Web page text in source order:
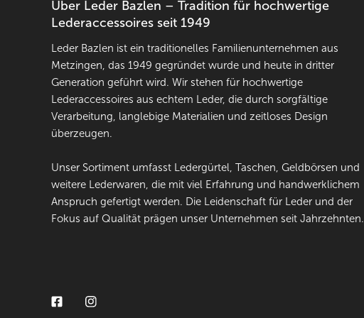
Über Leder Bazlen – Tradition für hochwertige
Lederaccessoires seit 1949
Leder Bazlen ist ein traditionelles Familienunternehmen aus
Metzingen, das 1949 gegründet wurde und heute in dritter
Generation geführt wird. Wir stehen für hochwertige
Lederaccessoires aus echtem Leder, die durch sorgfältige
Verarbeitung, langlebige Materialien und zeitloses Design
überzeugen.
Unser Sortiment umfasst Ledergürtel, Taschen, Geldbörsen und
weitere Lederwaren, die mit viel Erfahrung und handwerklichem
Anspruch gefertigt werden. Die Leidenschaft für Leder und der
Fokus auf Qualität prägen unser Unternehmen seit Jahrzehnten.